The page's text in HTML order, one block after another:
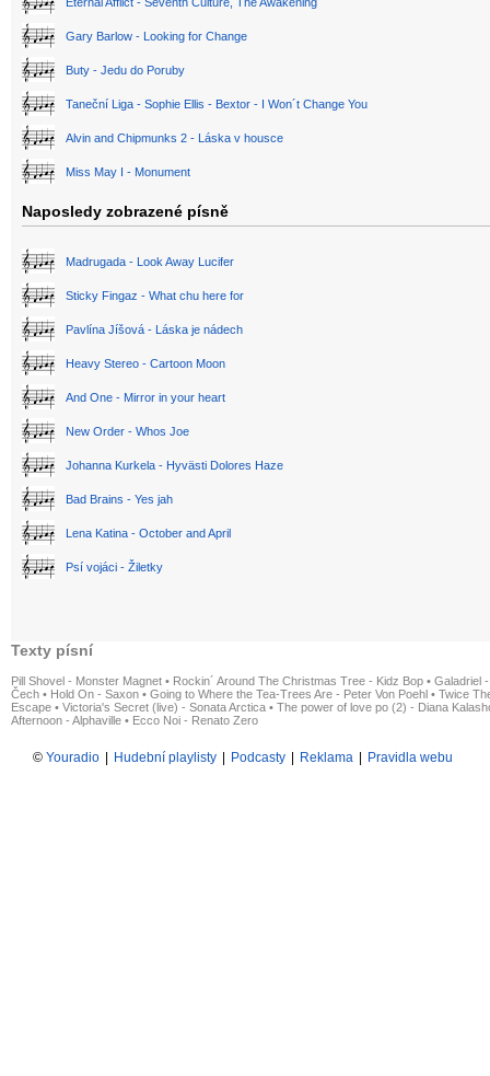
Gary Barlow - Looking for Change
Buty - Jedu do Poruby
Taneční Liga - Sophie Ellis - Bextor - I Won´t Change You
Alvin and Chipmunks 2 - Láska v housce
Miss May I - Monument
Naposledy zobrazené písně
Madrugada - Look Away Lucifer
Sticky Fingaz - What chu here for
Pavlína Jíšová - Láska je nádech
Heavy Stereo - Cartoon Moon
And One - Mirror in your heart
New Order - Whos Joe
Johanna Kurkela - Hyvästi Dolores Haze
Bad Brains - Yes jah
Lena Katina - October and April
Psí vojáci - Žiletky
Texty písní
Pill Shovel - Monster Magnet • Rockin´ Around The Christmas Tree - Kidz Bop • Galadriel
Čech • Hold On - Saxon • Going to Where the Tea-Trees Are - Peter Von Poehl • Twice
Escape • Victoria's Secret (live) - Sonata Arctica • The power of love po (2) - Diana
Afternoon - Alphaville • Ecco Noi - Renato Zero
© Youradio Hudební playlisty Podcasty Reklama Pravidla webu